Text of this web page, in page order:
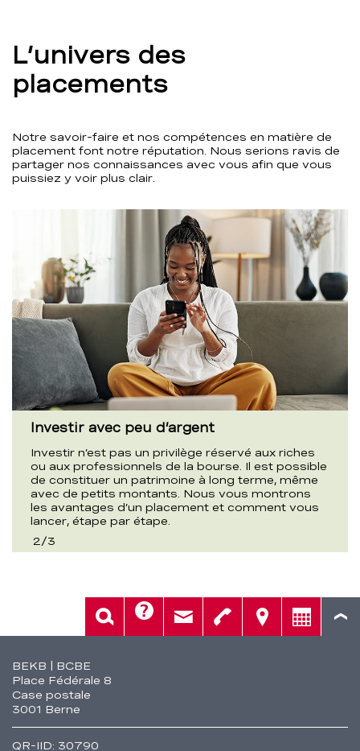
L’univers des
placements
Notre savoir-faire et nos compétences en matière de
placement font notre réputation. Nous serions ravis de
partager nos connaissances avec vous afin que vous
puissiez y voir plus clair.
Investir avec peu d’argent
Investir n’est pas un privilège réservé aux riches
ou aux professionnels de la bourse. Il est possible
de constituer un patrimoine à long terme, même
avec de petits montants. Nous vous montrons
les avantages d’un placement et comment vous
lancer, étape par étape.
2/3
Fusszeile
BEKB | BCBE
Place Fédérale 8
Case postale
3001 Berne
QR-IID: 30790